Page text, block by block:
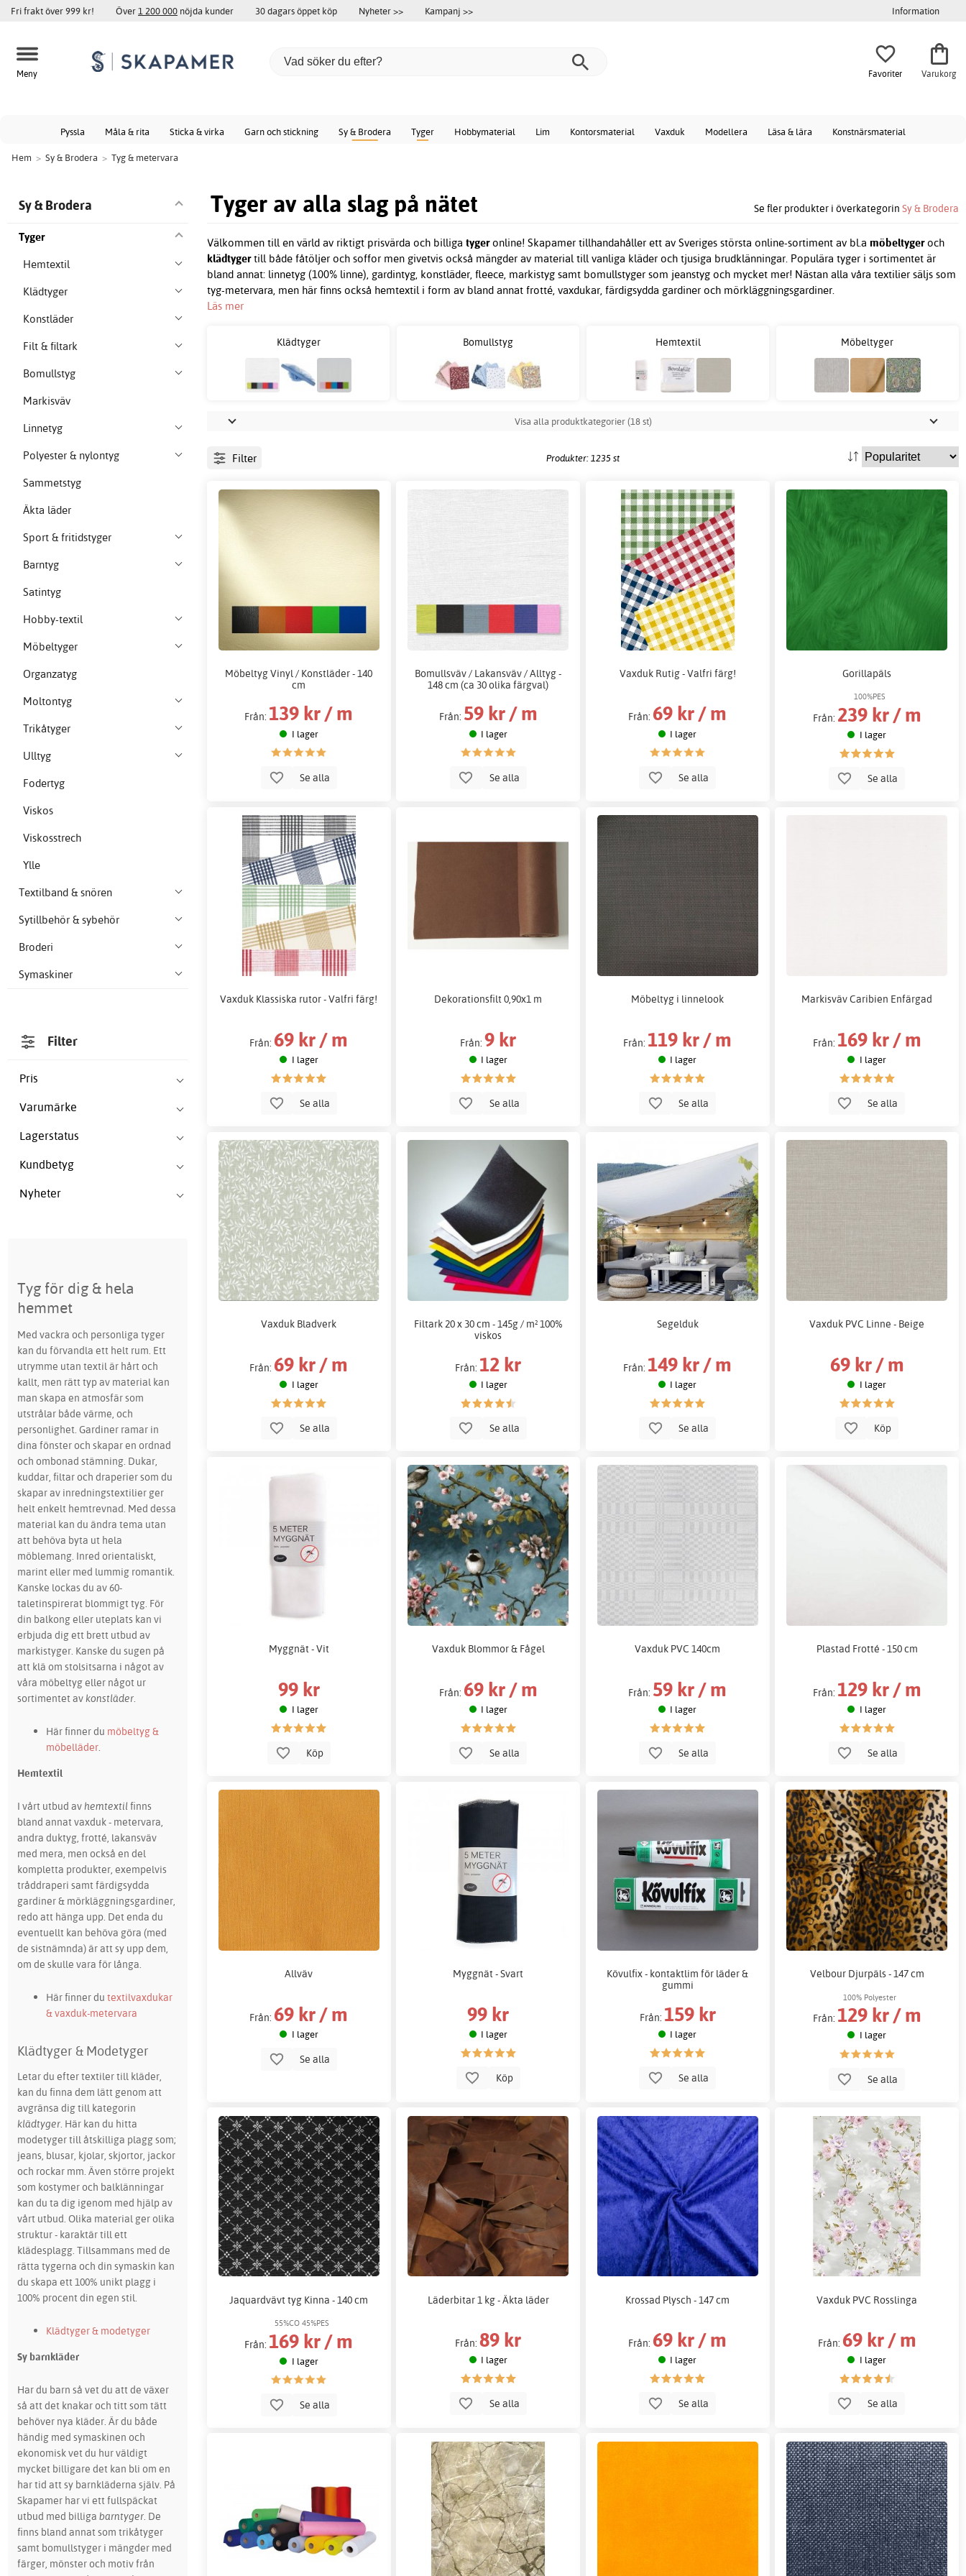
Fri frakt över 999 kr! Över1 200 000 nöjda kunder 30 dagars öppet köp Nyheter >> Kampanj >> Information
Meny Favoriter Varukorg
Pyssla Måla & rita Sticka & virka Garn och stickning Sy & Brodera Tyger Hobbymaterial Lim Kontorsmaterial Vaxduk Modellera Läsa & lära Konstnärsmaterial
Hem > Sy & Brodera > Tyg & metervara
Tyger av alla slag på nätet Se fler produkter i överkategorin Sy & Brodera
Välkommen till en värld av riktigt prisvärda och billiga tygeronline! Skapamer tillhandahåller ett av Sveriges största online-sortiment av bl.amöbeltygeroch
klädtygertill både fåtöljer och soffor men givetvis också mängder av material till vanliga kläder och tjusiga brudklänningar. Populära tyger i sortimentet är
bland annat: linnetyg (100% linne), gardintyg, konstläder, fleece, markistyg samt bomullstyger som jeanstyg och mycket mer! Nästan alla våra textilier säljs som
tyg-metervara, men här finns också hemtextil i form av bland annat frotté, vaxdukar, färdigsydda gardiner och mörkläggningsgardiner.
Läs mer
Sy & Brodera
Tyger
Hemtextil
Klädtyger
Konstläder
Filt & filtark
Bomullstyg
Markisväv
Linnetyg
Polyester & nylontyg
Sammetstyg
Äkta läder
Sport & fritidstyger
Barntyg
Satintyg
Hobby-textil
Möbeltyger
Organzatyg
Moltontyg
Trikåtyger
Ulltyg
Fodertyg
Viskos
Viskosstrech
Ylle
Textilband & snören
Sytillbehör & sybehör
Broderi
Symaskiner
Filter
Pris
Varumärke
Lagerstatus
Kundbetyg
Nyheter
Tyg för dig & hela
hemmet
Med vackra och personliga tyger
kan du förvandla ett helt rum. Ett
utrymme utan textil är hårt och
kallt, men rätt typ av material kan
man skapa en atmosfär som
utstrålar både värme, och
personlighet. Gardiner ramar in
dina fönster och skapar en ordnad
och ombonad stämning. Dukar,
kuddar, filtar och draperier som du
skapar av inredningstextilier ger
helt enkelt hemtrevnad. Med dessa
material kan du ändra tema utan
att behöva byta ut hela
möblemang. Inred orientaliskt,
marint eller med lummig romantik.
Kanske lockas du av 60-
taletinspirerat blommigt tyg. För
din balkong eller uteplats kan vi
erbjuda dig ett brett utbud av
markistyger. Kanske du sugen på
att klä om stolsitsarna i något av
våra möbeltyg eller något ur
sortimentet avkonstläder.
Här finner du möbeltyg &
möbelläder.
Hemtextil
I vårt utbud avhemtextil finns
bland annat vaxduk - metervara,
andra duktyg, frotté, lakansväv
med mera, men också en del
kompletta produkter, exempelvis
tråddraperi samt färdigsydda
gardiner & mörkläggningsgardiner,
redo att hänga upp. Det enda du
eventuellt kan behöva göra (med
de sistnämnda) är att sy upp dem,
om de skulle vara för långa.
Här finner du textilvaxdukar
& vaxduk-metervara
Klädtyger & Modetyger
Letar du efter textiler till kläder,
kan du finna dem lätt genom att
avgränsa dig till kategorin
klädtyger. Här kan du hitta
modetyger till åtskilliga plagg som;
jeans, blusar, kjolar, skjortor, jackor
och rockar mm. Även större projekt
som kostymer och balklänningar
kan du ta dig igenom med hjälp av
vårt utbud. Olika material ger olika
struktur - karaktär till ett
klädesplagg. Tillsammans med de
rätta tygerna och din symaskin kan
du skapa ett 100% unikt plagg i
100% procent din egen stil.
Klädtyger & modetyger
Sy barnkläder
Har du barn så vet du att de växer
så att det knakar och titt som tätt
behöver nya kläder. Är du både
händig med symaskinen och
ekonomisk vet du hur väldigt
mycket billigare det kan bli om en
har tid att sy barnkläderna själv. På
Skapamer har vi ett fullspäckat
utbud med billiga barntyger. De
finns bland annat som trikåtyger
samt bomullstyger i mängder med
färger, mönster och motiv från
Klädtyger Bomullstyg Hemtextil Möbeltyger
Visa alla produktkategorier (18 st)
Filter Produkter: 1235 st
Möbeltyg Vinyl / Konstläder - 140
cm
Från: 139 kr / m
I lager
Se alla
Bomullsväv / Lakansväv / Alltyg -
148 cm (ca 30 olika färgval)
Från: 59 kr / m
I lager
Se alla
Vaxduk Rutig - Valfri färg!
Från: 69 kr / m
I lager
Se alla
Gorillapäls
100%PES
Från: 239 kr / m
I lager
Se alla
Vaxduk Klassiska rutor - Valfri färg!
Från: 69 kr / m
I lager
Se alla
Dekorationsfilt 0,90x1 m
Från: 9 kr
I lager
Se alla
Möbeltyg i linnelook
Från: 119 kr / m
I lager
Se alla
Markisväv Caribien Enfärgad
Från: 169 kr / m
I lager
Se alla
Vaxduk Bladverk
Från: 69 kr / m
I lager
Se alla
Filtark 20 x 30 cm - 145g / m² 100%
viskos
Från: 12 kr
I lager
Se alla
Segelduk
Från: 149 kr / m
I lager
Se alla
Vaxduk PVC Linne - Beige
69 kr / m
I lager
Köp
Myggnät - Vit
99 kr
I lager
Köp
Vaxduk Blommor & Fågel
Från: 69 kr / m
I lager
Se alla
Vaxduk PVC 140cm
Från: 59 kr / m
I lager
Se alla
Plastad Frotté - 150 cm
Från: 129 kr / m
I lager
Se alla
Allväv
Från: 69 kr / m
I lager
Se alla
Myggnät - Svart
99 kr
I lager
Köp
Kövulfix - kontaktlim för läder &
gummi
Från: 159 kr
I lager
Se alla
Velbour Djurpäls - 147 cm
100% Polyester
Från: 129 kr / m
I lager
Se alla
Jaquardvävt tyg Kinna - 140 cm
55%CO 45%PES
Från: 169 kr / m
I lager
Se alla
Läderbitar 1 kg - Äkta läder
Från:89 kr
I lager
Se alla
Krossad Plysch - 147 cm
Från: 69 kr / m
I lager
Se alla
Vaxduk PVC Rosslinga
Från: 69 kr / m
I lager
Se alla